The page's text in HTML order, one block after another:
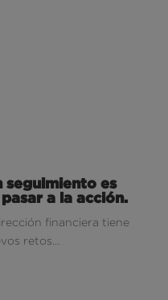
seguimiento es
a la acción.
financiera tiene
retos…